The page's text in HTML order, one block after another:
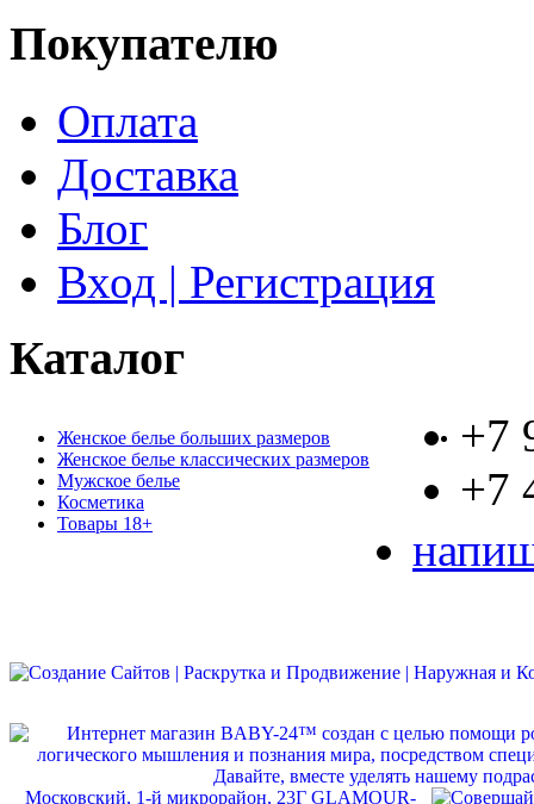
Покупателю
Оплата
Доставка
Блог
Вход | Регистрация
Каталог
Женское белье больших размеров
Женское белье классических размеров
Мужское белье
Косметика
Товары 18+
+7
+7
Московский, 1-й микрорайон, 23Г GLAMOUR-